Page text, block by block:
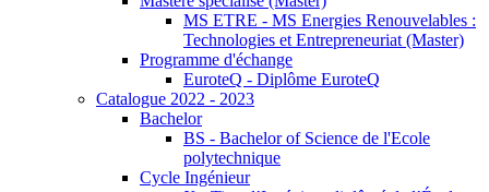
MS ETRE - MS Energies Renouvelables :
Technologies et Entrepreneuriat (Master)
Programme d'échange
EuroteQ - Diplôme EuroteQ
Catalogue 2022 - 2023
Bachelor
BS - Bachelor of Science de l'Ecole
polytechnique
Cycle Ingénieur